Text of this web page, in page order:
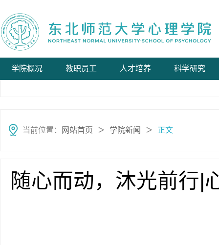
学院概况 教职员工 人才培养 科学研究
当前位置： 网站首页 ＞ 学院新闻 ＞ 正文
随心而动，沐光前行|